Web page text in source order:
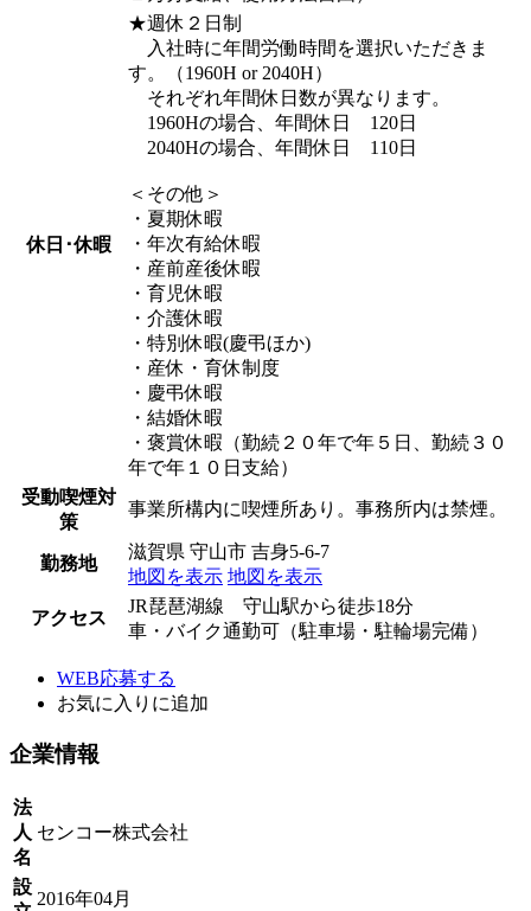
休日･休暇
★週休２日制
入社時に年間労働時間を選択いただきま
す。（1960H or 2040H）
それぞれ年間休日数が異なります。
1960Hの場合、年間休日 120日
2040Hの場合、年間休日 110日
＜その他＞
・夏期休暇
・年次有給休暇
・産前産後休暇
・育児休暇
・介護休暇
・特別休暇(慶弔ほか)
・産休・育休制度
・慶弔休暇
・結婚休暇
・褒賞休暇（勤続２０年で年５日、勤続３０
年で年１０日支給）
受動喫煙対
策
事業所構内に喫煙所あり。事務所内は禁煙。
勤務地
滋賀県 守山市 吉身5-6-7
地図を表示 地図を表示
アクセス
JR琵琶湖線 守山駅から徒歩18分
車・バイク通勤可（駐車場・駐輪場完備）
WEB応募する
お気に入り に追加
企業情報
法
人
名
センコー株式会社
設
2016年04月